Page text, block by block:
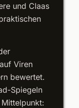
und Claas
Viren
bewertet.
Spiegeln